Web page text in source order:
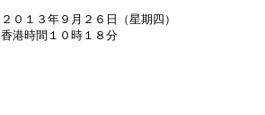
２０１３年９月２６日（星期四）
香港時間１０時１８分